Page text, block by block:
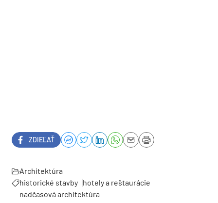
Od partnerov ASB